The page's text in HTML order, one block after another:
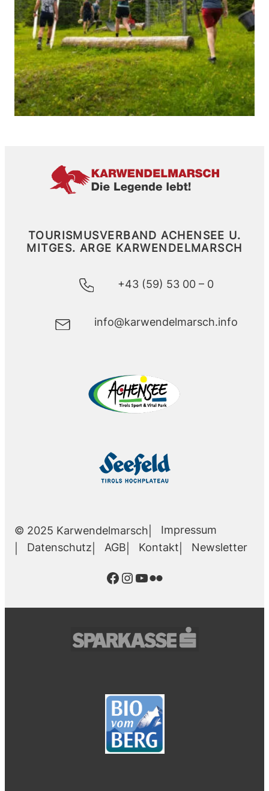
TOURISMUSVERBAND ACHENSEE U.
MITGES. ARGE KARWENDELMARSCH
+43 (59) 53 00 – 0
info@karwendelmarsch.info
© 2025 Karwendelmarsch
Impressum
Datenschutz
AGB Kontakt Newsletter
Facebook
Instagram
YouTube
Flickr